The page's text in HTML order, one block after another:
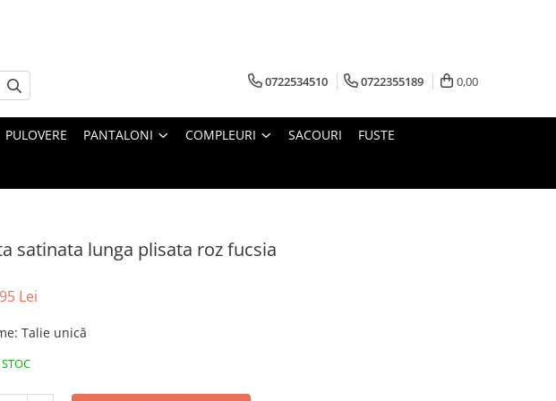
0722534510 0722355189 0,00
PULOVERE PANTALONI COMPLEURI SACOURI FUSTE
satinata lunga plisata roz fucsia
Lei
: Talie unică